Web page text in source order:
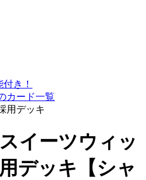
き！
カード一覧
用デッキ
イーツウィッ
デッキ【シャ